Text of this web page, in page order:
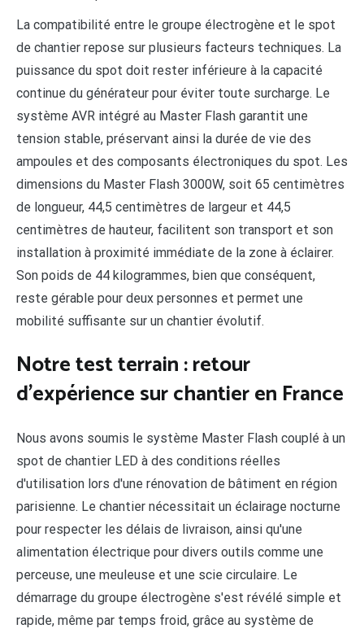
La compatibilité entre le groupe électrogène et le spot
de chantier repose sur plusieurs facteurs techniques. La
puissance du spot doit rester inférieure à la capacité
continue du générateur pour éviter toute surcharge. Le
système AVR intégré au Master Flash garantit une
tension stable, préservant ainsi la durée de vie des
ampoules et des composants électroniques du spot. Les
dimensions du Master Flash 3000W, soit 65 centimètres
de longueur, 44,5 centimètres de largeur et 44,5
centimètres de hauteur, facilitent son transport et son
installation à proximité immédiate de la zone à éclairer.
Son poids de 44 kilogrammes, bien que conséquent,
reste gérable pour deux personnes et permet une
mobilité suffisante sur un chantier évolutif.
Notre test terrain : retour
d'expérience sur chantier en France
Nous avons soumis le système Master Flash couplé à un
spot de chantier LED à des conditions réelles
d'utilisation lors d'une rénovation de bâtiment en région
parisienne. Le chantier nécessitait un éclairage nocturne
pour respecter les délais de livraison, ainsi qu'une
alimentation électrique pour divers outils comme une
perceuse, une meuleuse et une scie circulaire. Le
démarrage du groupe électrogène s'est révélé simple et
rapide, même par temps froid, grâce au système de